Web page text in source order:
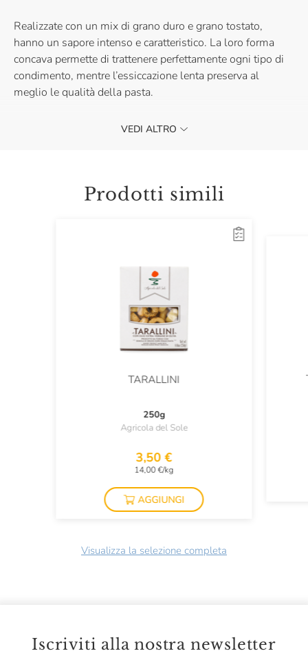
Realizzate con un mix di grano duro e grano tostato,
hanno un sapore intenso e caratteristico. La loro forma
concava permette di trattenere perfettamente ogni tipo di
condimento, mentre l’essiccazione lenta preserva al
meglio le qualità della pasta.
VEDI ALTRO
Prodotti simili
TARALLINI
250g
Agricola del Sole
3,50 €
14,00 €/kg
AGGIUNGI
Visualizza la selezione completa
Iscriviti alla nostra newsletter